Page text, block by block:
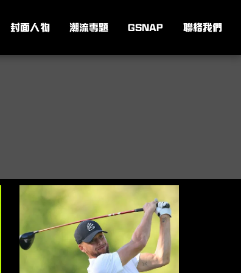
封面人物 潮流專題 GSNAP 聯絡我們